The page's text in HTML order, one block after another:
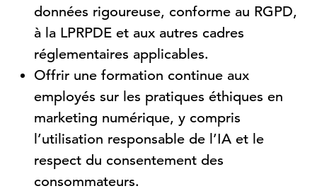
données rigoureuse, conforme au RGPD,
à la LPRPDE et aux autres cadres
réglementaires applicables.
Offrir une formation continue aux
employés sur les pratiques éthiques en
marketing numérique, y compris
l’utilisation responsable de l’IA et le
respect du consentement des
consommateurs.